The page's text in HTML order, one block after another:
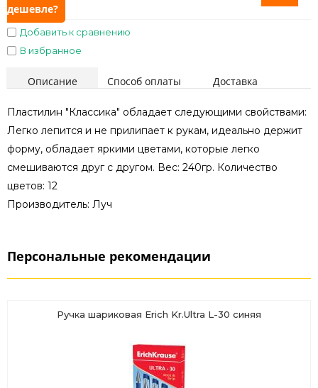
дешевле?
Добавить к сравнению
В избранное
Описание Способ оплаты Доставка
Пластилин "Классика" обладает следующими свойствами:
Легко лепится и не прилипает к рукам, идеально держит
форму, обладает яркими цветами, которые легко
смешиваются друг с другом. Вес: 240гр. Количество
цветов: 12
Производитель: Луч
Персональные рекомендации
Ручка шариковая Erich Kr.Ultra L-30 синяя